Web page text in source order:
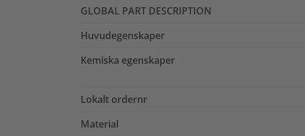
GLOBAL PART DESCRIPTION
Huvudegenskaper
Kemiska egenskaper
Lokalt ordernr
Material